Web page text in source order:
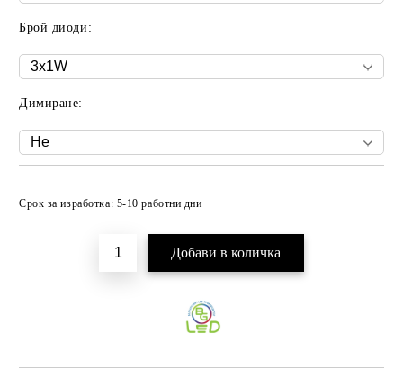
Брой диоди:
Димиране:
Срок за изработка: 5-10 работни дни